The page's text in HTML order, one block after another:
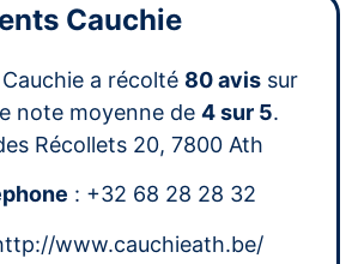
Cauchie
a récolté 80 avis sur
note moyenne de 4 sur 5.
Récollets 20, 7800 Ath
: +32 68 28 28 32
www.cauchieath.be/